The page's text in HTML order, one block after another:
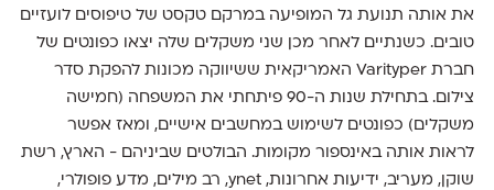
את אותה תנועת גל המופיעה במרקם טקסט של טיפוסים לועזיים
טובים. כשנתיים לאחר מכן שני משקלים שלה יצאו כפונטים של
חברת Varityper האמריקאית ששיווקה מכונות להפקת סדר
צילום. בתחילת שנות ה-90 פיתחתי את המשפחה (חמישה
משקלים) כפונטים לשימוש במחשבים אישיים, ומאז אפשר
לראות אותה באינספור מקומות. הבולטים שביניהם - הארץ, רשת
שוקן, מעריב, ידיעות אחרונות, ynet, רב מילים, מדע פופולרי,